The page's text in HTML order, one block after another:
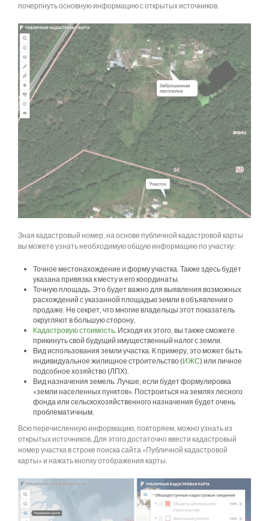
почерпнуть основную информацию с открытых источников.
Зная кадастровый номер, на основе публичной кадастровой карты
вы можете узнать необходимую общую информацию по участку:
Точное местонахождение и форму участка. Также здесь будет
указана привязка к месту и его координаты.
Точную площадь. Это будет важно для выявления возможных
расхождений с указанной площадью земли в объявлении о
продаже. Не секрет, что многие владельцы этот показатель
округляют в большую сторону.
Кадастровую стоимость. Исходя их этого, вы также сможете
прикинуть свой будущий имущественный налог с земли.
Вид использования земли участка. К примеру, это может быть
индивидуальное жилищное строительство (ИЖС) или личное
подсобное хозяйство (ЛПХ).
Вид назначения земель. Лучше, если будет формулировка
«земли населенных пунктов». Построиться на землях лесного
фонда или сельскохозяйственного назначения будет очень
проблематичным.
Всю перечисленную информацию, повторяем, можно узнать из
открытых источников. Для этого достаточно ввести кадастровый
номер участка в строке поиска сайта «Публичной кадастровой
карты» и нажать кнопку отображения карты.